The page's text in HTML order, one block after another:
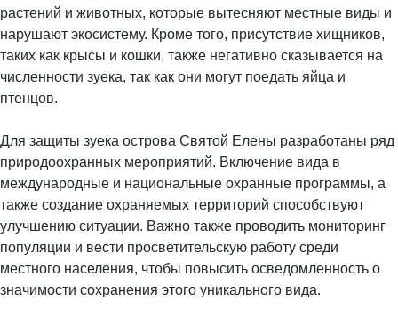
растений и животных, которые вытесняют местные виды и
нарушают экосистему. Кроме того, присутствие хищников,
таких как крысы и кошки, также негативно сказывается на
численности зуека, так как они могут поедать яйца и
птенцов.
Для защиты зуека острова Святой Елены разработаны ряд
природоохранных мероприятий. Включение вида в
международные и национальные охранные программы, а
также создание охраняемых территорий способствуют
улучшению ситуации. Важно также проводить мониторинг
популяции и вести просветительскую работу среди
местного населения, чтобы повысить осведомленность о
значимости сохранения этого уникального вида.